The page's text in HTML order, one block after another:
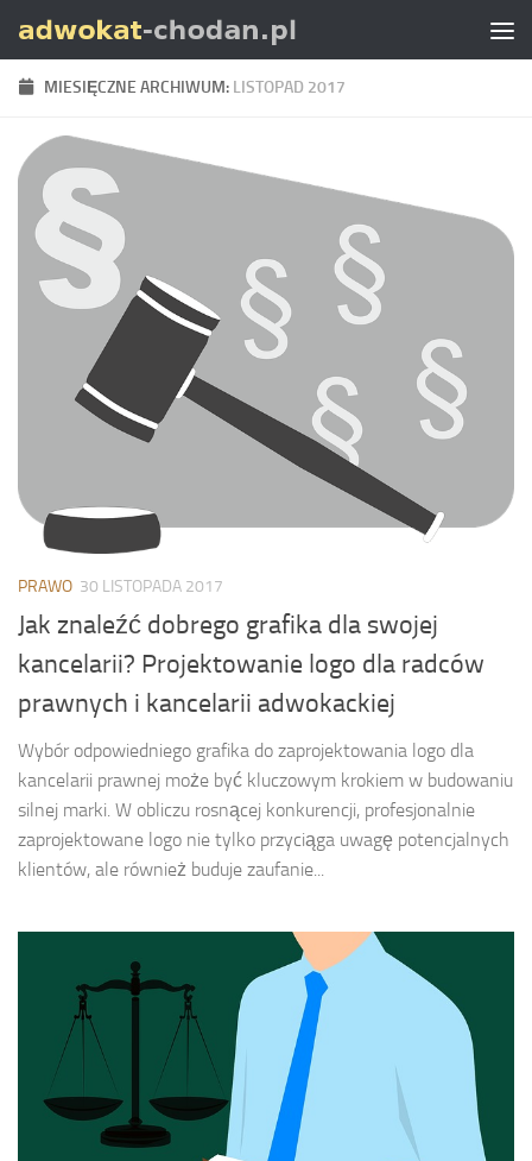
Skip to content
MIESIĘCZNE ARCHIWUM: LISTOPAD 2017
PRAWO 30 LISTOPADA 2017
Jak znaleźć dobrego grafika dla swojej
kancelarii? Projektowanie logo dla radców
prawnych i kancelarii adwokackiej
Wybór odpowiedniego grafika do zaprojektowania logo dla
kancelarii prawnej może być kluczowym krokiem w budowaniu
silnej marki. W obliczu rosnącej konkurencji, profesjonalnie
zaprojektowane logo nie tylko przyciąga uwagę potencjalnych
klientów, ale również buduje zaufanie...